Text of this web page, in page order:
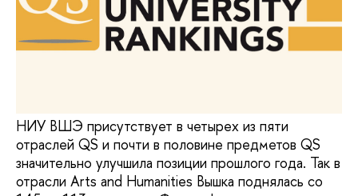
НИУ ВШЭ присутствует в четырех из пяти
отраслей QS и почти в половине предметов QS
значительно улучшила позиции прошлого года. Так в
отрасли Arts and Humanities Вышка поднялась со